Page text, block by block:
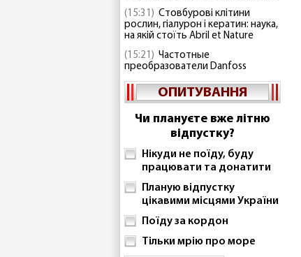
(15:31) Стовбурові клітини
рослин, гіалурон і кератин: наука,
на якій стоїть Abril et Nature
(15:21) Частотные
преобразователи Danfoss
ОПИТУВАННЯ
Чи плануєте вже літню
відпустку?
Нікуди не поїду, буду
працювати та донатити
Планую відпустку
цікавими місцями України
Поїду за кордон
Тільки мрію про море